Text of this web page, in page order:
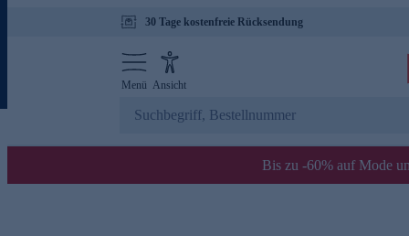
30 Tage kostenfreie Rücksendung
Menü Ansicht
Bis zu -60% auf Mode